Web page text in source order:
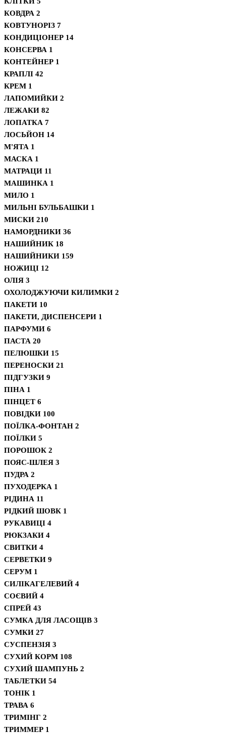
КОВДРА 2
КОВТУНОРІЗ 7
КОНДИЦІОНЕР 14
КОНСЕРВА 1
КОНТЕЙНЕР 1
КРАПЛІ 42
КРЕМ 1
ЛАПОМИЙКИ 2
ЛЕЖАКИ 82
ЛОПАТКА 7
ЛОСЬЙОН 14
М'ЯТА 1
МАСКА 1
МАТРАЦИ 11
МАШИНКА 1
МИЛО 1
МИЛЬНІ БУЛЬБАШКИ 1
МИСКИ 210
НАМОРДНИКИ 36
НАШИЙНИК 18
НАШИЙНИКИ 159
НОЖИЦІ 12
ОЛІЯ 3
ОХОЛОДЖУЮЧИ КИЛИМКИ 2
ПАКЕТИ 10
ПАКЕТИ, ДИСПЕНСЕРИ 1
ПАРФУМИ 6
ПАСТА 20
ПЕЛЮШКИ 15
ПЕРЕНОСКИ 21
ПІДГУЗКИ 9
ПІНА 1
ПІНЦЕТ 6
ПОВІДКИ 100
ПОЇЛКА-ФОНТАН 2
ПОЇЛКИ 5
ПОРОШОК 2
ПОЯС-ШЛЕЯ 3
ПУДРА 2
ПУХОДЕРКА 1
РІДИНА 11
РІДКИЙ ШОВК 1
РУКАВИЦІ 4
РЮКЗАКИ 4
СВИТКИ 4
СЕРВЕТКИ 9
СЕРУМ 1
СИЛІКАГЕЛЕВИЙ 4
СОЄВИЙ 4
СПРЕЙ 43
СУМКА ДЛЯ ЛАСОЩІВ 3
СУМКИ 27
СУСПЕНЗІЯ 3
СУХИЙ КОРМ 108
СУХИЙ ШАМПУНЬ 2
ТАБЛЕТКИ 54
ТОНІК 1
ТРАВА 6
ТРИМІНГ 2
ТРИММЕР 1